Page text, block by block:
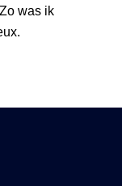
was ik